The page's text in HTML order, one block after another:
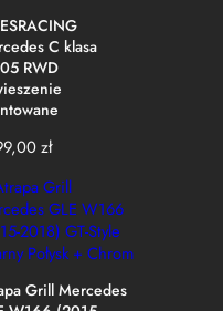
C klasa
RWD
zł
Grill Mercedes